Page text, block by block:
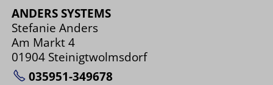
ANDERS SYSTEMS
Stefanie Anders
Am Markt 4
01904 Steinigtwolmsdorf
035951-349678